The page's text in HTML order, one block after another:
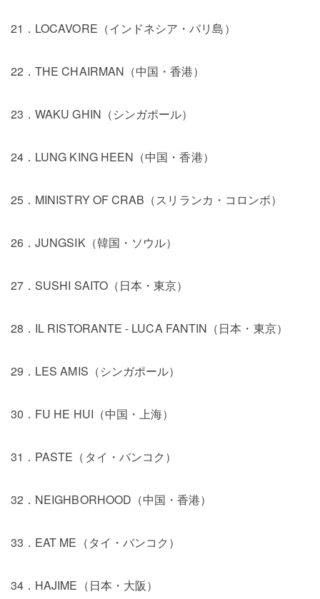
21．LOCAVORE（インドネシア・バリ島）
22．THE CHAIRMAN（中国・香港）
23．WAKU GHIN（シンガポール）
24．LUNG KING HEEN（中国・香港）
25．MINISTRY OF CRAB（スリランカ・コロンボ）
26．JUNGSIK（韓国・ソウル）
27．SUSHI SAITO（日本・東京）
28．IL RISTORANTE - LUCA FANTIN（日本・東京）
29．LES AMIS（シンガポール）
30．FU HE HUI（中国・上海）
31．PASTE（タイ・バンコク）
32．NEIGHBORHOOD（中国・香港）
33．EAT ME（タイ・バンコク）
34．HAJIME（日本・大阪）